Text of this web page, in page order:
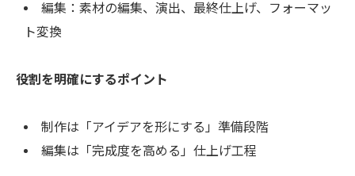
編集：素材の編集、演出、最終仕上げ、フォーマッ
ト変換
役割を明確にするポイント
制作は「アイデアを形にする」準備段階
編集は「完成度を高める」仕上げ工程